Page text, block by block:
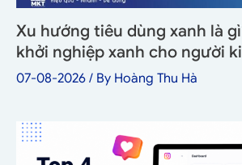
Xu hướng tiêu dùng xanh là
khởi nghiệp xanh cho người
07-08-2026 / By Hoàng Thu Hà